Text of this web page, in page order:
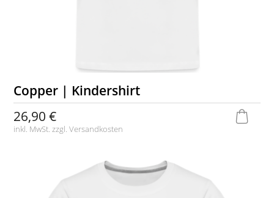
Copper | Kindershirt
26,90 €
inkl. MwSt. zzgl.Versandkosten